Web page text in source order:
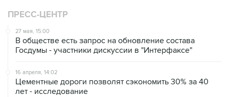
ПРЕСС-ЦЕНТР
27 мая, 15:00
В обществе есть запрос на обновление состава
Госдумы - участники дискуссии в "Интерфаксе"
16 апреля, 14:02
Цементные дороги позволят сэкономить 30% за 40
лет - исследование